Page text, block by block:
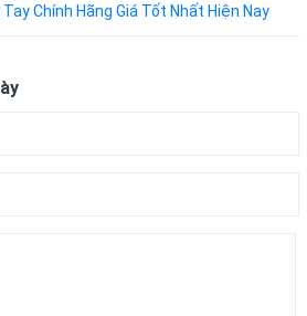
Chính Hãng Giá Tốt Nhất Hiện Nay